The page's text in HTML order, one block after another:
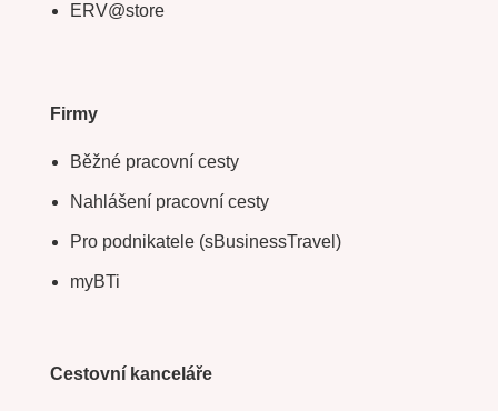
ERV@store
Firmy
Běžné pracovní cesty
Nahlášení pracovní cesty
Pro podnikatele (sBusinessTravel)
myBTi
Cestovní kanceláře